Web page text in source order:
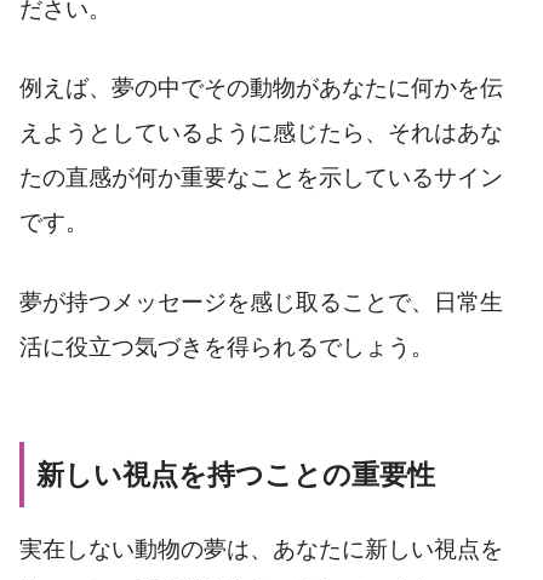
ださい。
例えば、夢の中でその動物があなたに何かを伝
えようとしているように感じたら、それはあな
たの直感が何か重要なことを示しているサイン
です。
夢が持つメッセージを感じ取ることで、日常生
活に役立つ気づきを得られるでしょう。
新しい視点を持つことの重要性
実在しない動物の夢は、あなたに新しい視点を